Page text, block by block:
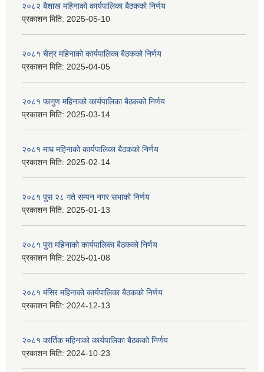
२०८२ बैशाख महिनाको कार्यपालिका बैठकको निर्णय
प्रकाशन मिति: 2025-05-10
२०८१ चैत्र महिनाको कार्यपालिका बैठकको निर्णय
प्रकाशन मिति: 2025-04-05
२०८१ फागुण महिनाको कार्यपालिका बैठकको निर्णय
प्रकाशन मिति: 2025-03-14
२०८१ माघ महिनाको कार्यपालिका बैठकको निर्णय
प्रकाशन मिति: 2025-02-14
२०८१ पुस २८ गते सम्प‍न नगर सभाको निर्णय
प्रकाशन मिति: 2025-01-13
२०८१ पुस महिनाको कार्यपालिका बैठकको निर्णय
प्रकाशन मिति: 2025-01-08
२०८१ मंसिर महिनाको कार्यपालिका बैठकको निर्णय
प्रकाशन मिति: 2024-12-13
२०८१ कार्तिक महिनाको कार्यपालिका बैठकको निर्णय
प्रकाशन मिति: 2024-10-23